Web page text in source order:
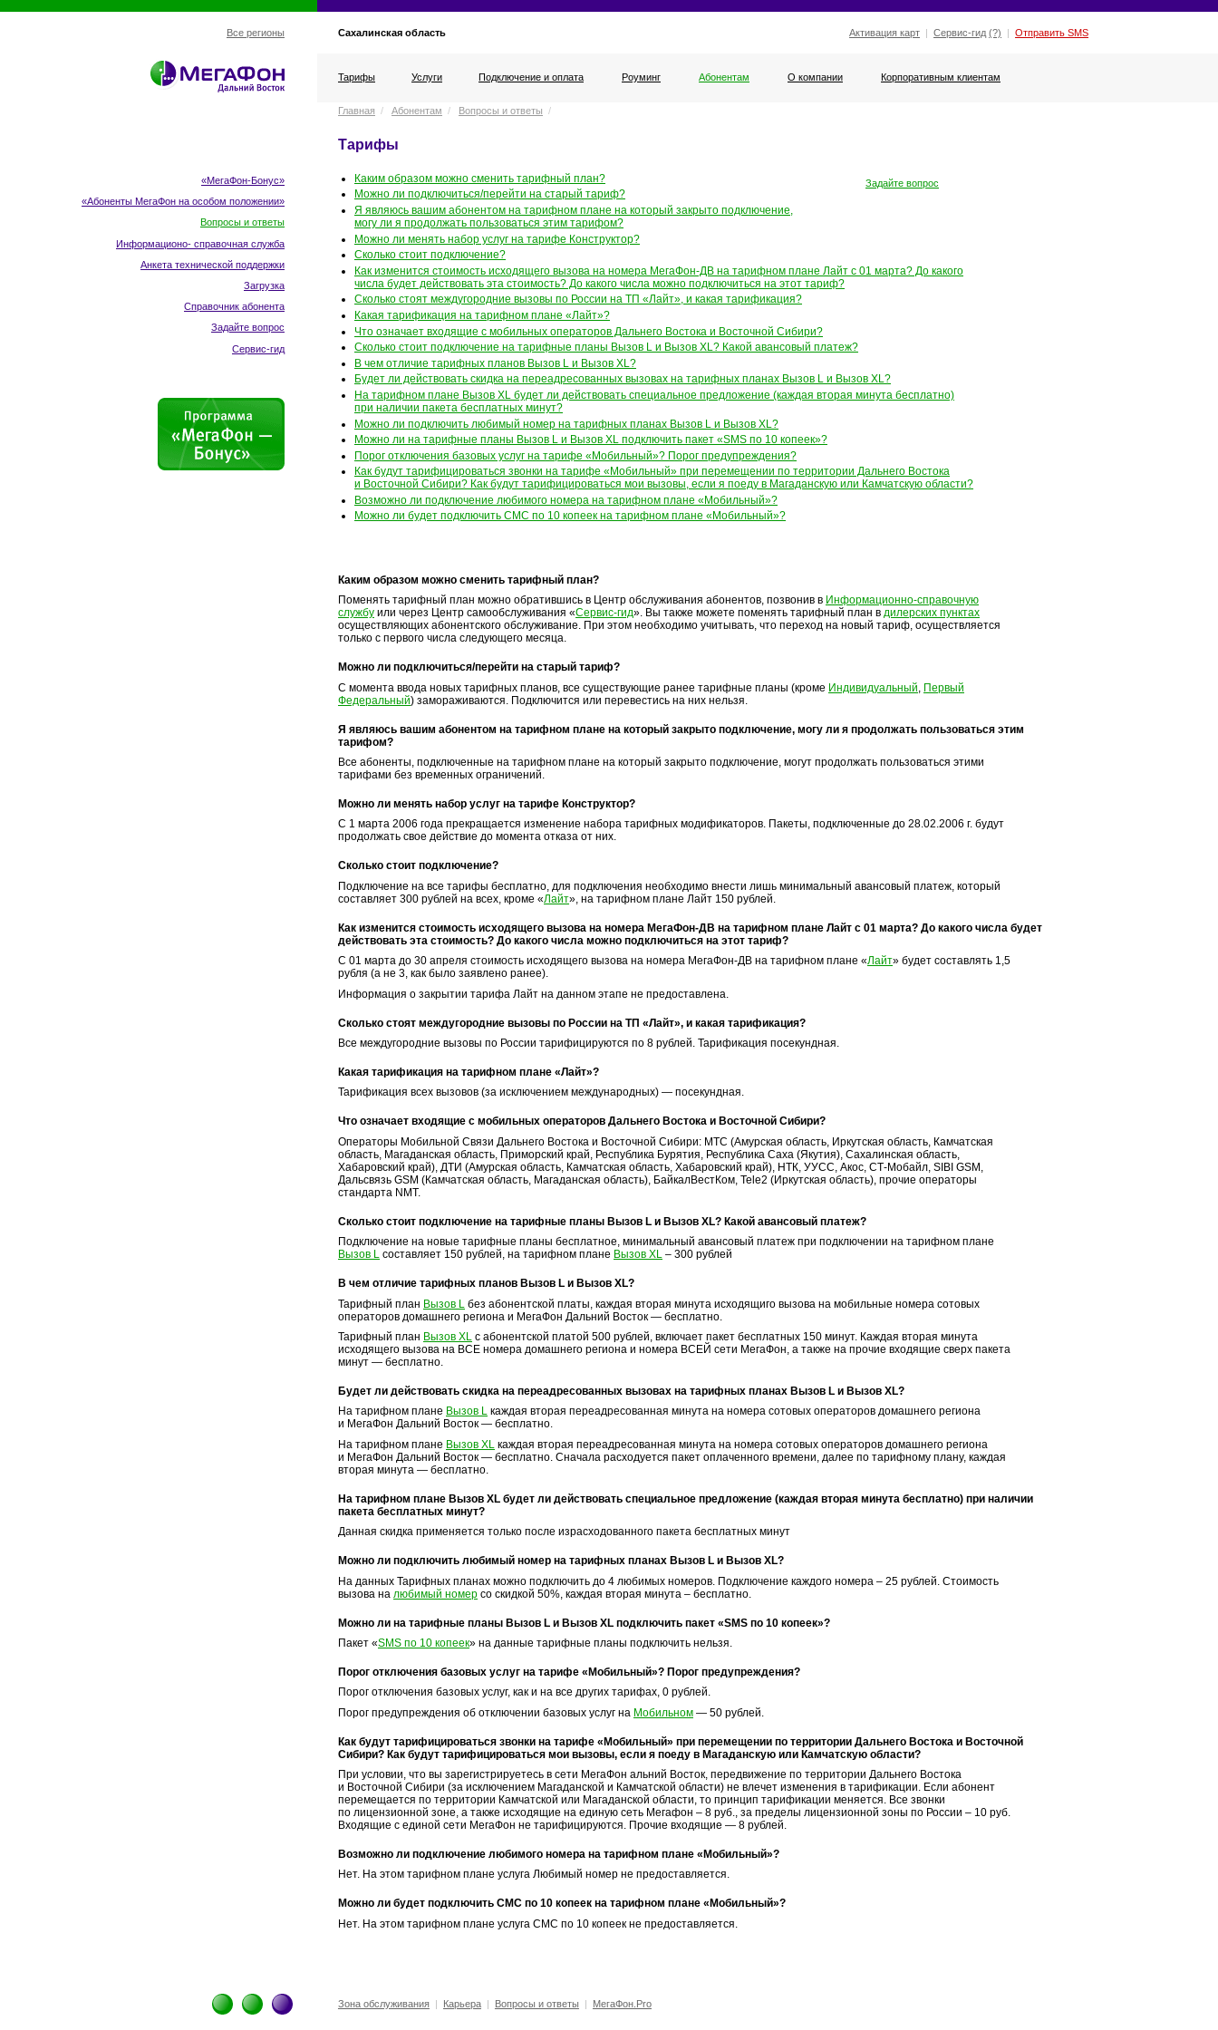
Все регионы Сахалинская область Активация карт |Сервис-гид (?) |Отправить SMS
Тарифы Услуги Подключение и оплата Роуминг Абонентам О компании Корпоративным клиентам
«МегаФон-Бонус»
«Абоненты МегаФон на особом положении»
Вопросы и ответы
Информационо- справочная служба
Анкета технической поддержки
Загрузка
Справочник абонента
Задайте вопрос
Сервис-гид
Главная / Абонентам / Вопросы и ответы /
Тарифы
Задайте вопрос
Каким образом можно сменить тарифный план?
Можно ли подключиться/перейти на старый тариф?
Я являюсь вашим абонентом на тарифном плане на который закрыто подключение,
могу ли я продолжать пользоваться этим тарифом?
Можно ли менять набор услуг на тарифе Конструктор?
Сколько стоит подключение?
Как изменится стоимость исходящего вызова на номера МегаФон-ДВ на тарифном плане Лайт с 01 марта? До какого
числа будет действовать эта стоимость? До какого числа можно подключиться на этот тариф?
Сколько стоят междугородние вызовы по России на ТП «Лайт», и какая тарификация?
Какая тарификация на тарифном плане «Лайт»?
Что означает входящие с мобильных операторов Дальнего Востока и Восточной Сибири?
Сколько стоит подключение на тарифные планы Вызов L и Вызов XL? Какой авансовый платеж?
В чем отличие тарифных планов Вызов L и Вызов XL?
Будет ли действовать скидка на переадресованных вызовах на тарифных планах Вызов L и Вызов XL?
На тарифном плане Вызов XL будет ли действовать специальное предложение (каждая вторая минута бесплатно)
при наличии пакета бесплатных минут?
Можно ли подключить любимый номер на тарифных планах Вызов L и Вызов XL?
Можно ли на тарифные планы Вызов L и Вызов XL подключить пакет «SMS по 10 копеек»?
Порог отключения базовых услуг на тарифе «Мобильный»? Порог предупреждения?
Как будут тарифицироваться звонки на тарифе «Мобильный» при перемещении по территории Дальнего Востока
и Восточной Сибири? Как будут тарифицироваться мои вызовы, если я поеду в Магаданскую или Камчатскую области?
Возможно ли подключение любимого номера на тарифном плане «Мобильный»?
Можно ли будет подключить СМС по 10 копеек на тарифном плане «Мобильный»?
Каким образом можно сменить тарифный план?
Поменять тарифный план можно обратившись в Центр обслуживания абонентов, позвонив в Информационно-справочную
службу или через Центр самообслуживания «Сервис-гид». Вы также можете поменять тарифный план в дилерских пунктах
осуществляющих абонентского обслуживание. При этом необходимо учитывать, что переход на новый тариф, осуществляется
только с первого числа следующего месяца.
Можно ли подключиться/перейти на старый тариф?
С момента ввода новых тарифных планов, все существующие ранее тарифные планы (кроме Индивидуальный Первый
Федеральный) замораживаются. Подключится или перевестись на них нельзя.
Я являюсь вашим абонентом на тарифном плане на который закрыто подключение, могу ли я продолжать пользоваться этим
тарифом?
Все абоненты, подключенные на тарифном плане на который закрыто подключение, могут продолжать пользоваться этими
тарифами без временных ограничений.
Можно ли менять набор услуг на тарифе Конструктор?
С 1 марта 2006 года прекращается изменение набора тарифных модификаторов. Пакеты, подключенные до 28.02.2006 г. будут
продолжать свое действие до момента отказа от них.
Сколько стоит подключение?
Подключение на все тарифы бесплатно, для подключения необходимо внести лишь минимальный авансовый платеж, который
составляет 300 рублей на всех, кроме «Лайт», на тарифном плане Лайт 150 рублей.
Как изменится стоимость исходящего вызова на номера МегаФон-ДВ на тарифном плане Лайт с 01 марта? До какого числа будет
действовать эта стоимость? До какого числа можно подключиться на этот тариф?
С 01 марта до 30 апреля стоимость исходящего вызова на номера МегаФон-ДВ на тарифном плане «Лайт» будет составлять 1,5
рубля (а не 3, как было заявлено ранее).
Информация о закрытии тарифа Лайт на данном этапе не предоставлена.
Сколько стоят междугородние вызовы по России на ТП «Лайт», и какая тарификация?
Все междугородние вызовы по России тарифицируются по 8 рублей. Тарификация посекундная.
Какая тарификация на тарифном плане «Лайт»?
Тарификация всех вызовов (за исключением международных) — посекундная.
Что означает входящие с мобильных операторов Дальнего Востока и Восточной Сибири?
Операторы Мобильной Связи Дальнего Востока и Восточной Сибири: МТС (Амурская область, Иркутская область, Камчатская
область, Магаданская область, Приморский край, Республика Бурятия, Республика Саха (Якутия), Сахалинская область,
Хабаровский край), ДТИ (Амурская область, Камчатская область, Хабаровский край), НТК, УУСС, Акос, СТ-Мобайл , SIBI GSM,
Дальсвязь GSM (Камчатская область, Магаданская область), БайкалВестКом, Tele2 (Иркутская область), прочие операторы
стандарта NMT.
Сколько стоит подключение на тарифные планы Вызов L и Вызов XL? Какой авансовый платеж?
Подключение на новые тарифные планы бесплатное, минимальный авансовый платеж при подключении на тарифном плане
Вызов L составляет 150 рублей, на тарифном плане Вызов XL – 300 рублей
В чем отличие тарифных планов Вызов L и Вызов XL?
Тарифный план Вызов L без абонентской платы, каждая вторая минута исходящиго вызова на мобильные номера сотовых
операторов домашнего региона и МегаФон Дальний Восток — бесплатно.
Тарифный план Вызов XL с абонентской платой 500 рублей, включает пакет бесплатных 150 минут. Каждая вторая минута
исходящего вызова на ВСЕ номера домашнего региона и номера ВСЕЙ сети МегаФон, а также на прочие входящие сверх пакета
минут — бесплатно.
Будет ли действовать скидка на переадресованных вызовах на тарифных планах Вызов L и Вызов XL?
На тарифном плане Вызов L каждая вторая переадресованная минута на номера сотовых операторов домашнего региона
и МегаФон Дальний Восток — бесплатно.
На тарифном плане Вызов XL каждая вторая переадресованная минута на номера сотовых операторов домашнего региона
и МегаФон Дальний Восток — бесплатно. Сначала расходуется пакет оплаченного времени, далее по тарифному плану, каждая
вторая минута — бесплатно.
На тарифном плане Вызов XL будет ли действовать специальное предложение (каждая вторая минута бесплатно) при наличии
пакета бесплатных минут?
Данная скидка применяется только после израсходованного пакета бесплатных минут
Можно ли подключить любимый номер на тарифных планах Вызов L и Вызов XL?
На данных Тарифных планах можно подключить до 4 любимых номеров. Подключение каждого номера – 25 рублей. Стоимость
вызова на любимый номер со скидкой 50%, каждая вторая минута – бесплатно.
Можно ли на тарифные планы Вызов L и Вызов XL подключить пакет «SMS по 10 копеек»?
Пакет «SMS по 10 копеек» на данные тарифные планы подключить нельзя.
Порог отключения базовых услуг на тарифе «Мобильный»? Порог предупреждения?
Порог отключения базовых услуг, как и на все других тарифах, 0 рублей.
Порог предупреждения об отключении базовых услуг на Мобильном — 50 рублей.
Как будут тарифицироваться звонки на тарифе «Мобильный» при перемещении по территории Дальнего Востока и Восточной
Сибири? Как будут тарифицироваться мои вызовы, если я поеду в Магаданскую или Камчатскую области?
При условии, что вы зарегистрируетесь в сети МегаФон альний Восток, передвижение по территории Дальнего Востока
и Восточной Сибири (за исключением Магаданской и Камчатской области) не влечет изменения в тарификации. Если абонент
перемещается по территории Камчатской или Магаданской области, то принцип тарификации меняется. Все звонки
по лицензионной зоне, а также исходящие на единую сеть Мегафон – 8 руб., за пределы лицензионной зоны по России – 10 руб.
Входящие с единой сети МегаФон не тарифицируются. Прочие входящие — 8 рублей.
Возможно ли подключение любимого номера на тарифном плане «Мобильный»?
Нет. На этом тарифном плане услуга Любимый номер не предоставляется.
Можно ли будет подключить СМС по 10 копеек на тарифном плане «Мобильный»?
Нет. На этом тарифном плане услуга СМС по 10 копеек не предоставляется.
Зона обслуживания| Карьера| Вопросы и ответы | МегаФон.Pro